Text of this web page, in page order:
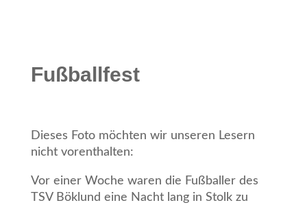
Fußballfest
Dieses Foto möchten wir unseren Lesern
nicht vorenthalten:
Vor einer Woche waren die Fußballer des
TSV Böklund eine Nacht lang in Stolk zu